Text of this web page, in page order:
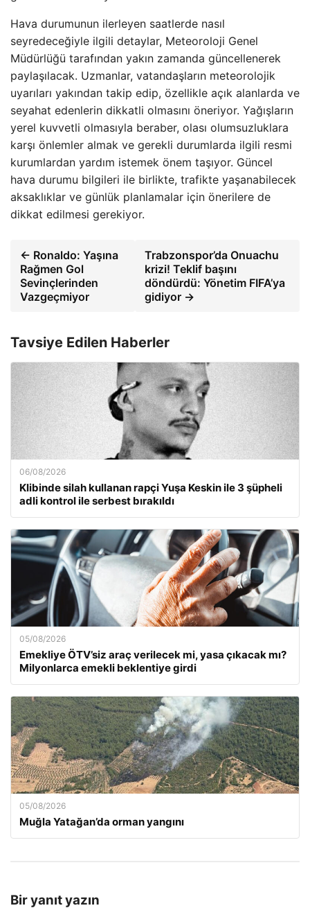
Hava durumunun ilerleyen saatlerde nasıl
seyredeceğiyle ilgili detaylar, Meteoroloji Genel
Müdürlüğü tarafından yakın zamanda güncellenerek
paylaşılacak. Uzmanlar, vatandaşların meteorolojik
uyarıları yakından takip edip, özellikle açık alanlarda ve
seyahat edenlerin dikkatli olmasını öneriyor. Yağışların
yerel kuvvetli olmasıyla beraber, olası olumsuzluklara
karşı önlemler almak ve gerekli durumlarda ilgili resmi
kurumlardan yardım istemek önem taşıyor. Güncel
hava durumu bilgileri ile birlikte, trafikte yaşanabilecek
aksaklıklar ve günlük planlamalar için önerilere de
dikkat edilmesi gerekiyor.
← Ronaldo: Yaşına
Rağmen Gol
Sevinçlerinden
Vazgeçmiyor
Trabzonspor’da Onuachu
krizi! Teklif başını
döndürdü: Yönetim FIFA’ya
gidiyor →
Tavsiye Edilen Haberler
06/08/2026
Klibinde silah kullanan rapçi Yuşa Keskin ile 3 şüpheli
adli kontrol ile serbest bırakıldı
05/08/2026
Emekliye ÖTV’siz araç verilecek mi, yasa çıkacak mı?
Milyonlarca emekli beklentiye girdi
05/08/2026
Muğla Yatağan’da orman yangını
Bir yanıt yazın